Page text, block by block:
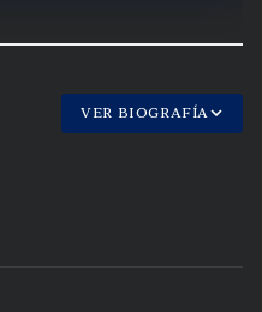
VER BIOGRAFÍA